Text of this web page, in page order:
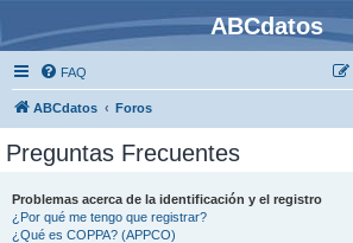
ABCdatos
FAQ
ABCdatos Foros
Preguntas Frecuentes
Problemas acerca de la identificación y el registro
¿Por qué me tengo que registrar?
¿Qué es COPPA? (APPCO)